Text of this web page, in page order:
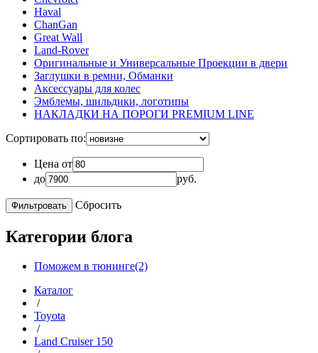
Haval
ChanGan
Great Wall
Land-Rover
Оригинальные и Универсальные Проекции в двери
Заглушки в ремни, Обманки
Аксессуары для колес
Эмблемы, шильдики, логотипы
НАКЛАДКИ НА ПОРОГИ PREMIUM LINE
Сортировать по:
Цена от
до
руб.
Сбросить
Категории блога
Поможем в тюнинге(2)
Каталог
/
Toyota
/
Land Cruiser 150